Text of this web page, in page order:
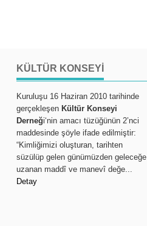
KÜLTÜR KONSEYI
Kuruluşu 16 Haziran 2010 tarihinde
gerçekleşen Kültür Konseyi
Derneği‘nin amacı tüzüğünün 2’nci
maddesinde şöyle ifade edilmiştir:
“Kimliğimizi oluşturan, tarihten
süzülüp gelen günümüzden geleceğe
uzanan maddî ve manevî değe...
Detay